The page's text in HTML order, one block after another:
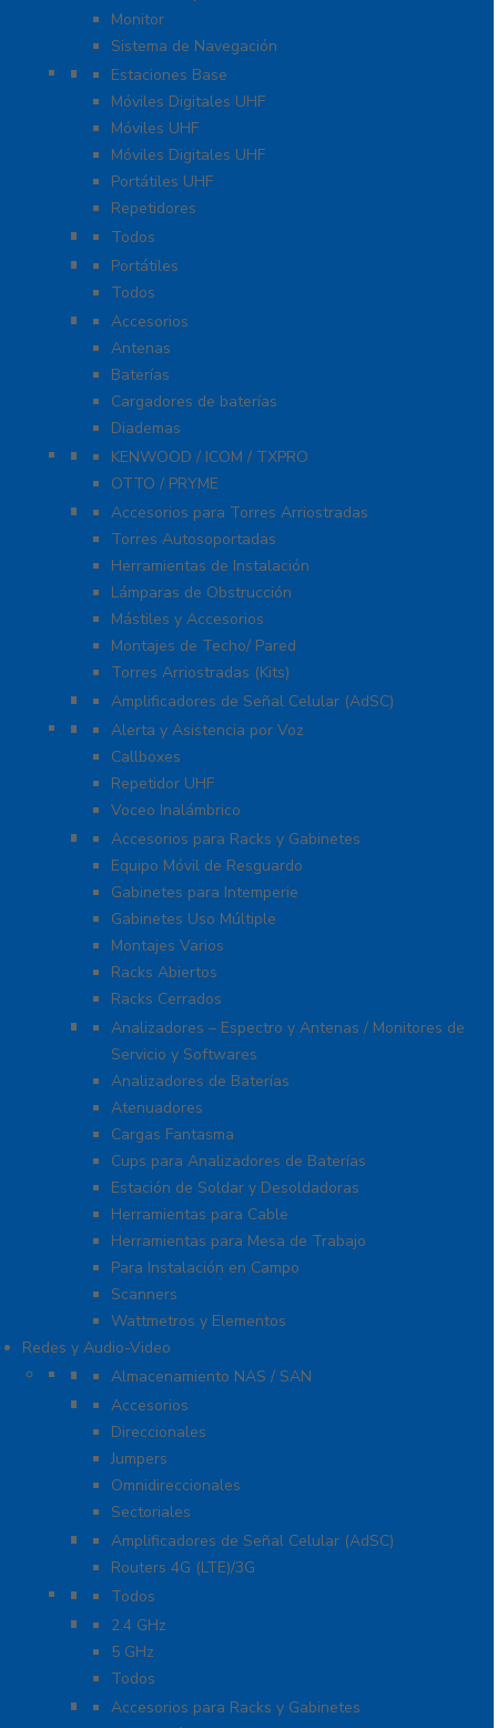
Monitor
Sistema de Navegación
Radios Comerciales ICOM / KENWOOD
Estaciones Base
Móviles Digitales UHF
Móviles UHF
Móviles Digitales UHF
Portátiles UHF
Repetidores
Radios ICOM WiFi
Todos
Radios Marinos
Portátiles
Todos
Accesorios para KENWOOD
Accesorios
Antenas
Baterías
Cargadores de baterías
Diademas
Refacciones
KENWOOD / ICOM / TXPRO
OTTO / PRYME
Torres y Mástiles
Accesorios para Torres Arriostradas
Torres Autosoportadas
Herramientas de Instalación
Lámparas de Obstrucción
Mástiles y Accesorios
Montajes de Techo/ Pared
Torres Arriostradas (Kits)
Cobertura para Celular 4G LTE, 3G y Voz
Amplificadores de Señal Celular (AdSC)
Soluciones RITRON
Alerta y Asistencia por Voz
Callboxes
Repetidor UHF
Voceo Inalámbrico
Racks y Gabinetes
Accesorios para Racks y Gabinetes
Equipo Móvil de Resguardo
Gabinetes para Intemperie
Gabinetes Uso Múltiple
Montajes Varios
Racks Abiertos
Racks Cerrados
Equipo de Laboratorio
Analizadores – Espectro y Antenas / Monitores de
Servicio y Softwares
Analizadores de Baterías
Atenuadores
Cargas Fantasma
Cups para Analizadores de Baterías
Estación de Soldar y Desoldadoras
Herramientas para Cable
Herramientas para Mesa de Trabajo
Para Instalación en Campo
Scanners
Wattmetros y Elementos
Redes y Audio-Video
Almacenamiento NAS / SAN y Servidores
Almacenamiento NAS / SAN
Antenas
Accesorios
Direccionales
Jumpers
Omnidireccionales
Sectoriales
Cobertura para Celular 4G LTE, 3G y Voz
Amplificadores de Señal Celular (AdSC)
Routers 4G (LTE)/3G
Enlaces de Backhaul
Todos
Enlaces PtP y PtMP
2.4 GHz
5 GHz
Todos
Racks y Gabinetes
Accesorios para Racks y Gabinetes